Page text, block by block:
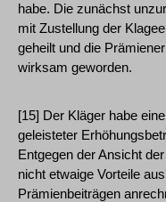
habe. Die zunächst
mit Zustellung der
geheilt und die
wirksam geworden.
[15] Der Kläger habe
geleisteter
Entgegen der Ansicht
nicht etwaige Vorteile
Prämienbeiträgen